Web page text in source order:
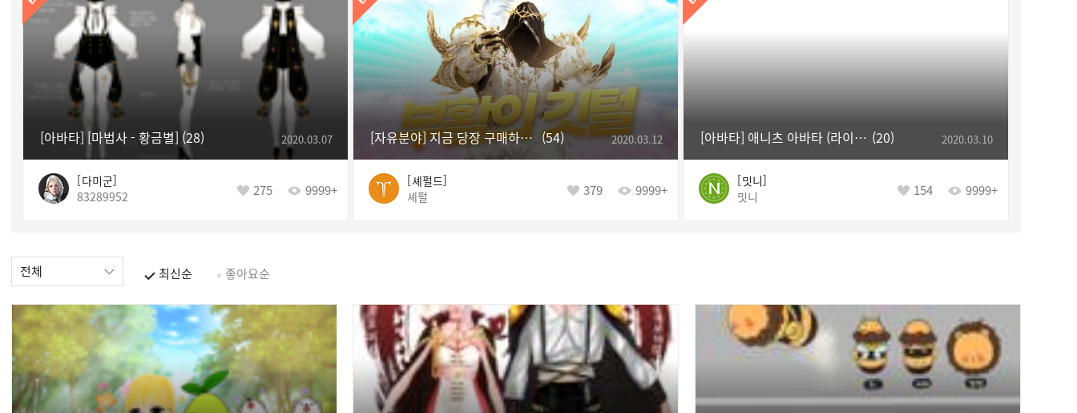
[아바타] [마법사 - 황금별] 28
다미군
83289952
275 9999+
2020.03.07 [자유분야] 지금 당장 구매하세요!!! ★☆부활의 깃털☆★ 54
셰펄드
셰펄
379 9999+
2020.03.12 [아바타] 애니츠 아바타 (라이더) 20
밋니
밋니
154 9999+
2020.03.10
전체 최신순 좋아요순